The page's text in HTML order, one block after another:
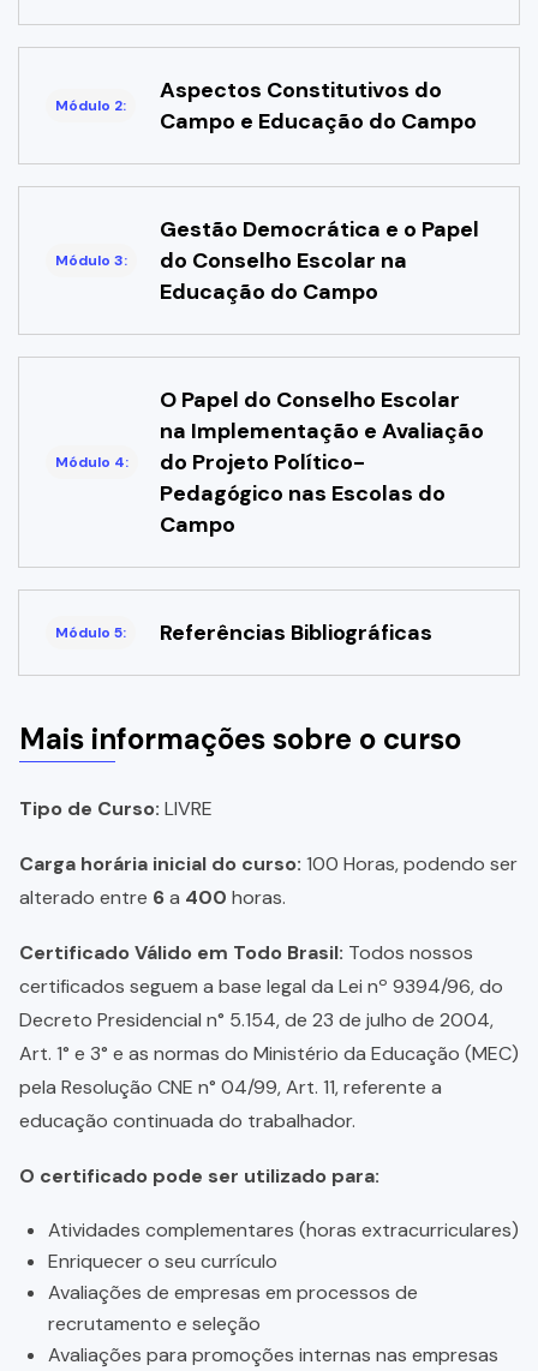
Módulo 2:
Aspectos Constitutivos do
Campo e Educação do Campo
Módulo 3:
Gestão Democrática e o Papel
do Conselho Escolar na
Educação do Campo
Módulo 4:
O Papel do Conselho Escolar
na Implementação e Avaliação
do Projeto Político-
Pedagógico nas Escolas do
Campo
Módulo 5: Referências Bibliográficas
Mais informações sobre o curso
Tipo de Curso: LIVRE
Carga horária inicial do curso: 100 Horas, podendo ser
alterado entre 6a 400 horas.
Certificado Válido em Todo Brasil: Todos nossos
certificados seguem a base legal da Lei nº 9394/96, do
Decreto Presidencial n° 5.154, de 23 de julho de 2004,
Art. 1° e 3° e as normas do Ministério da Educação (MEC)
pela Resolução CNE n° 04/99, Art. 11, referente a
educação continuada do trabalhador.
O certificado pode ser utilizado para:
Atividades complementares (horas extracurriculares)
Enriquecer o seu currículo
Avaliações de empresas em processos de
recrutamento e seleção
Avaliações para promoções internas nas empresas